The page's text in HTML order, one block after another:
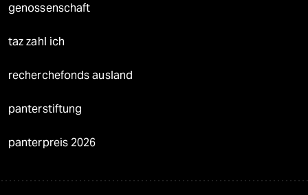
genossenschaft
taz zahl ich
recherchefonds ausland
panterstiftung
panterpreis 2026